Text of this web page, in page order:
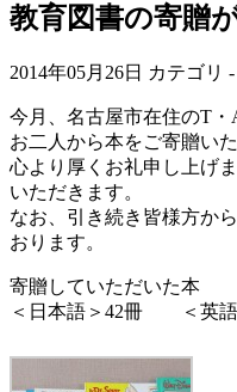
教育図書の寄贈
2014年05月26日 カテゴリ -
今月、名古屋市在住のT
お二人から本をご寄贈い
心より厚くお礼申し上げ
いただきます。
なお、引き続き皆様方か
おります。
寄贈していただいた本
＜日本語＞42冊 ＜英